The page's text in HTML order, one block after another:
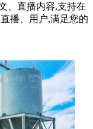
、直播内容,支持在
播、用户,满足您的